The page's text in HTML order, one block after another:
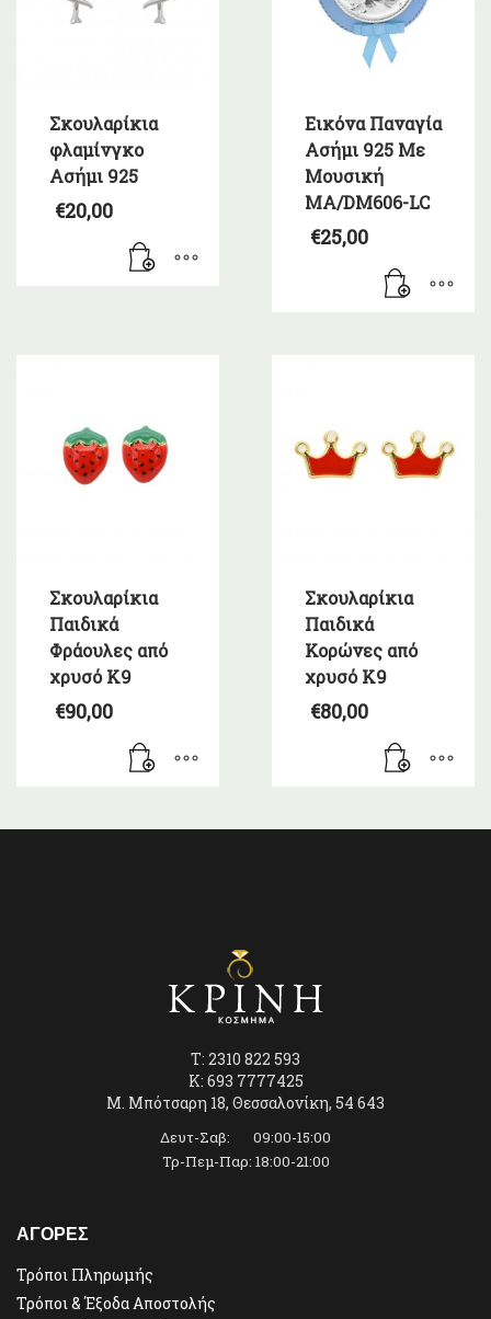
Σκουλαρίκια
φλαμίνγκο
Ασήμι 925
€20,00
Εικόνα Παναγία
Ασήμι 925 Με
Μουσική
MA/DM606-LC
€25,00
Σκουλαρίκια
Παιδικά
Φράουλες από
χρυσό Κ9
€90,00
Σκουλαρίκια
Παιδικά
Κορώνες από
χρυσό Κ9
€80,00
T: 2310 822 593
K: 693 7777425
Μ. Μπότσαρη 18, Θεσσαλονίκη, 54 643
Δευτ-Σαβ: 09:00-15:00
Τρ-Πεμ-Παρ: 18:00-21:00
ΑΓΟΡΕΣ
Τρόποι Πληρωμής
Τρόποι & Έξοδα Αποστολής